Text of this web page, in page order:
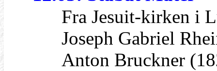
Fra Jesuit-kirken i
Joseph Gabriel
Anton Bruckner